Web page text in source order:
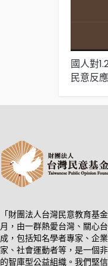
國人對
民意反
「財團法人台灣民意教育基
月，由一群熱愛台灣、關心
成，包括知名學者專家、企
家、社會運動者等，是一個
的智庫型公益組織。我們堅